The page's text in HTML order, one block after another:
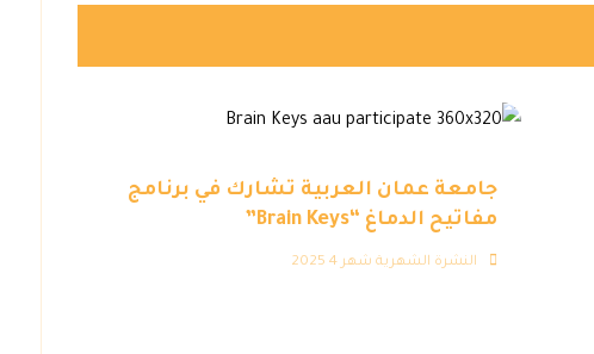
جامعة عمان العربية تشارك في برنامج
مفاتيح الدماغ “Brain Keys”
النشرة الشهرية شهر 4 2025